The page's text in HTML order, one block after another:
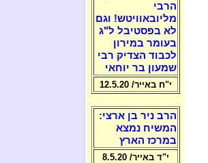
הרבי
מליובאוויטש! וגם
לא בפסטיבל ל"ג
בעומר במירון
לכבוד הצדיק רבי
שמעון בר יוחאי
י"ח באייר/ 12.5.20
הרב ניר בן ארצי:
המשיח נמצא
במרכז הארץ
י"ד באייר/ 8.5.20